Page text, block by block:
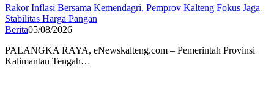
Rakor Inflasi Bersama Kemendagri, Pemprov Kalteng Fokus Jaga
Stabilitas Harga Pangan
Berita05/08/2026
PALANGKA RAYA, eNewskalteng.com – Pemerintah Provinsi
Kalimantan Tengah…